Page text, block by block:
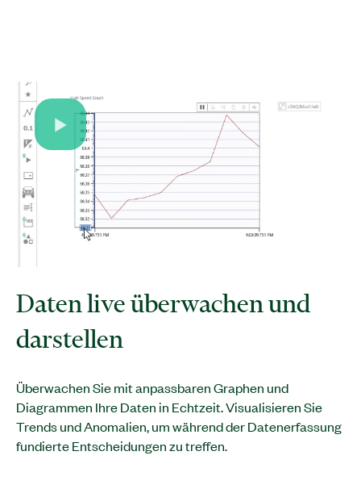
Daten live überwachen und
darstellen
Überwachen Sie mit anpassbaren Graphen und
Diagrammen Ihre Daten in Echtzeit. Visualisieren Sie
Trends und Anomalien, um während der Datenerfassung
fundierte Entscheidungen zu treffen.